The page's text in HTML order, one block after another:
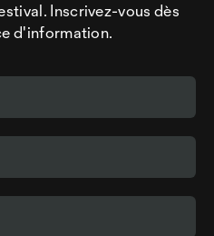
Inscrivez-vous dès
d'information.